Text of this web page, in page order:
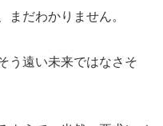
まだわかりません。
う遠い未来ではなさそ